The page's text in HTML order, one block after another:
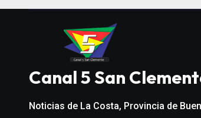
Canal 5 San
Noticias de La Costa, Provincia de